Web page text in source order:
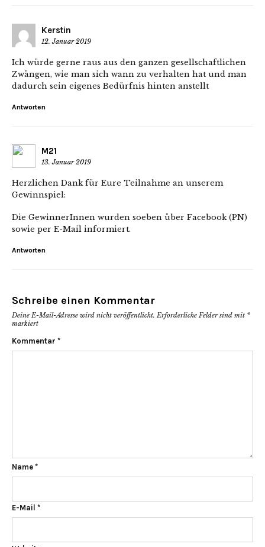
Kerstin
12. Januar 2019
Ich würde gerne raus aus den ganzen gesellschaftlichen
Zwängen, wie man sich wann zu verhalten hat und man
dadurch sein eigenes Bedürfnis hinten anstellt
Antworten
M21
13. Januar 2019
Herzlichen Dank für Eure Teilnahme an unserem
Gewinnspiel:
Die GewinnerInnen wurden soeben über Facebook (PN)
sowie per E-Mail informiert.
Antworten
Schreibe einen Kommentar
Deine E-Mail-Adresse wird nicht veröffentlicht. Erforderliche Felder sind mit *
markiert
Kommentar *
Name *
E-Mail *